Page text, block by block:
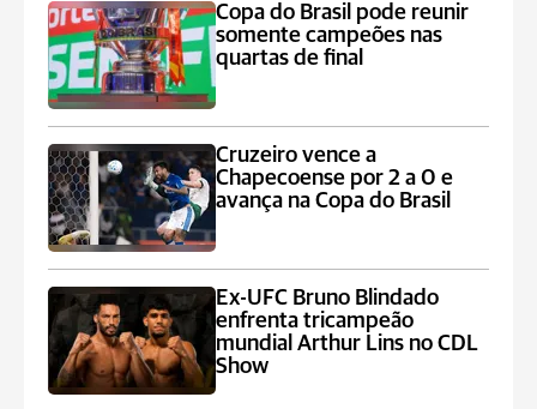
Copa do Brasil pode reunir
somente campeões nas
quartas de final
Cruzeiro vence a
Chapecoense por 2 a 0 e
avança na Copa do Brasil
Ex-UFC Bruno Blindado
enfrenta tricampeão
mundial Arthur Lins no CDL
Show